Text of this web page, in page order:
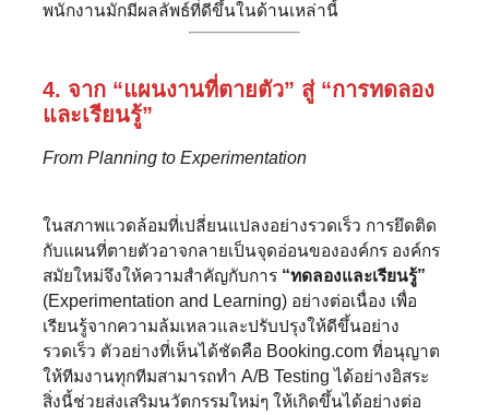
พนักงานมักมีผลลัพธ์ที่ดีขึ้นในด้านเหล่านี้
4. จาก “แผนงานที่ตายตัว” สู่ “การทดลอง
และเรียนรู้”
From Planning to Experimentation
ในสภาพแวดล้อมที่เปลี่ยนแปลงอย่างรวดเร็ว การยึดติด
กับแผนที่ตายตัวอาจกลายเป็นจุดอ่อนขององค์กร องค์กร
สมัยใหม่จึงให้ความสำคัญกับการ “ทดลองและเรียนรู้”
(Experimentation and Learning) อย่างต่อเนื่อง เพื่อ
เรียนรู้จากความล้มเหลวและปรับปรุงให้ดีขึ้นอย่าง
รวดเร็ว ตัวอย่างที่เห็นได้ชัดคือ Booking.com ที่อนุญาต
ให้ทีมงานทุกทีมสามารถทำ A/B Testing ได้อย่างอิสระ
สิ่งนี้ช่วยส่งเสริมนวัตกรรมใหม่ๆ ให้เกิดขึ้นได้อย่างต่อ